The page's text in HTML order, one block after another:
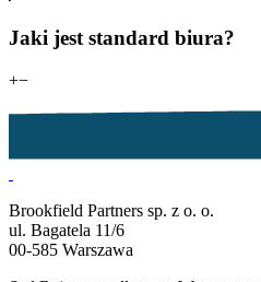
Jaki jest standard biura?
+−
Brookfield Partners sp. z o. o.
ul. Bagatela 11/6
00-585 Warszawa